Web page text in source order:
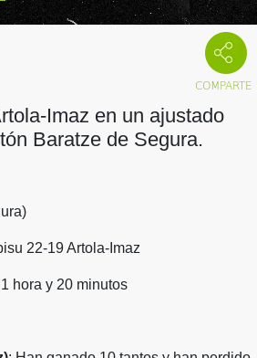
Imaz en un ajustado
Baratze de Segura.
22-19 Artola-Imaz
1 hora y 20 minutos